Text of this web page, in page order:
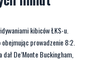
prowadzenie 8:2.
De’Monte Buckingham,
tym dobre wieści dla SKS-u się
prowadziło grę łodzian,
pierwszej kwarcie.